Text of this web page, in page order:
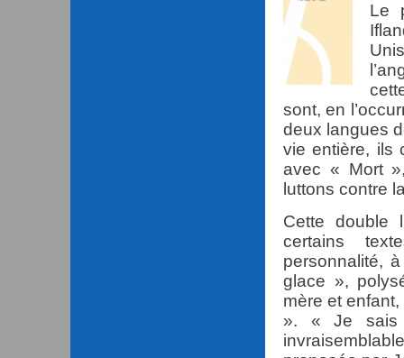
Le
sont, en
deux langues
vie entière, ils
avec « Mort
luttons contre
Cette double
certains
personnalité,
glace »,
mère et
». « Je